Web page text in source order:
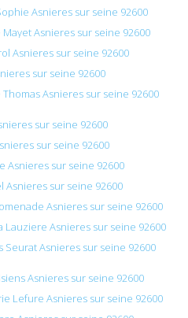
Asnieres sur seine 92600
Asnieres sur seine 92600
Asnieres sur seine 92600
sur seine 92600
Asnieres sur seine 92600
sur seine 92600
sur seine 92600
Asnieres sur seine 92600
Asnieres sur seine 92600
Asnieres sur seine 92600
Asnieres sur seine 92600
Asnieres sur seine 92600
Asnieres sur seine 92600
Lefure Asnieres sur seine 92600